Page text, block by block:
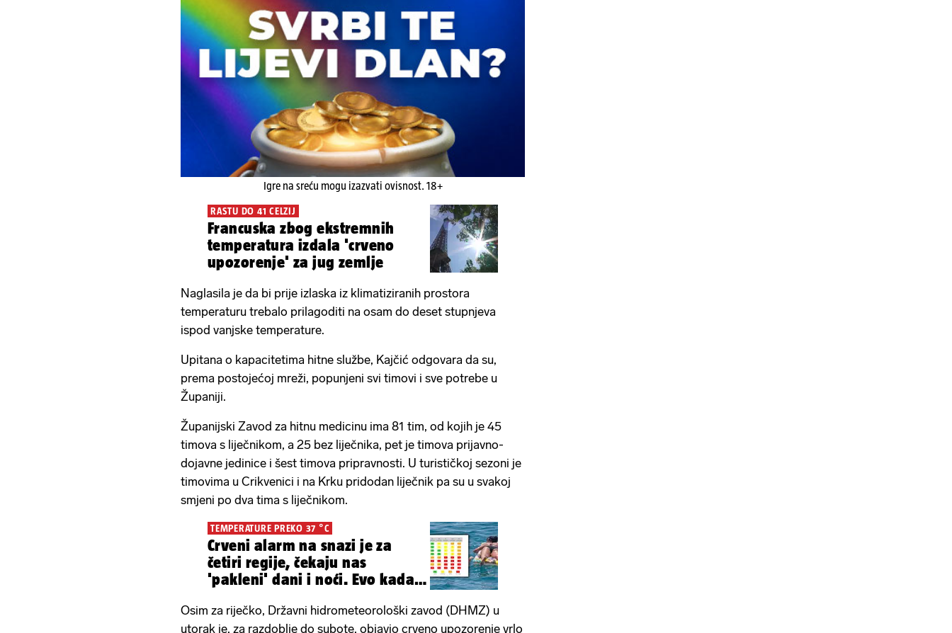
Igre na sreću mogu izazvati ovisnost. 18+
RASTU DO 41 CELZIJ
Francuska zbog ekstremnih
temperatura izdala 'crveno
upozorenje' za jug zemlje
Naglasila je da bi prije izlaska iz klimatiziranih prostora
temperaturu trebalo prilagoditi na osam do deset stupnjeva
ispod vanjske temperature.
Upitana o kapacitetima hitne službe, Kajčić odgovara da su,
prema postojećoj mreži, popunjeni svi timovi i sve potrebe u
Županiji.
Županijski Zavod za hitnu medicinu ima 81 tim, od kojih je 45
timova s liječnikom, a 25 bez liječnika, pet je timova prijavno-
dojavne jedinice i šest timova pripravnosti. U turističkoj sezoni je
timovima u Crikvenici i na Krku pridodan liječnik pa su u svakoj
smjeni po dva tima s liječnikom.
TEMPERATURE PREKO 37 °C
Crveni alarm na snazi je za
četiri regije, čekaju nas
'pakleni' dani i noći. Evo kada
Osim za riječko, Državni hidrometeorološki zavod (DHMZ) u
utorak je, za razdoblje do subote, objavio crveno upozorenje vrlo